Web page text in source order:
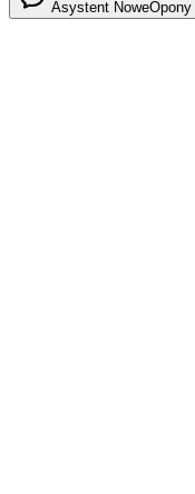
Asystent NoweOpony